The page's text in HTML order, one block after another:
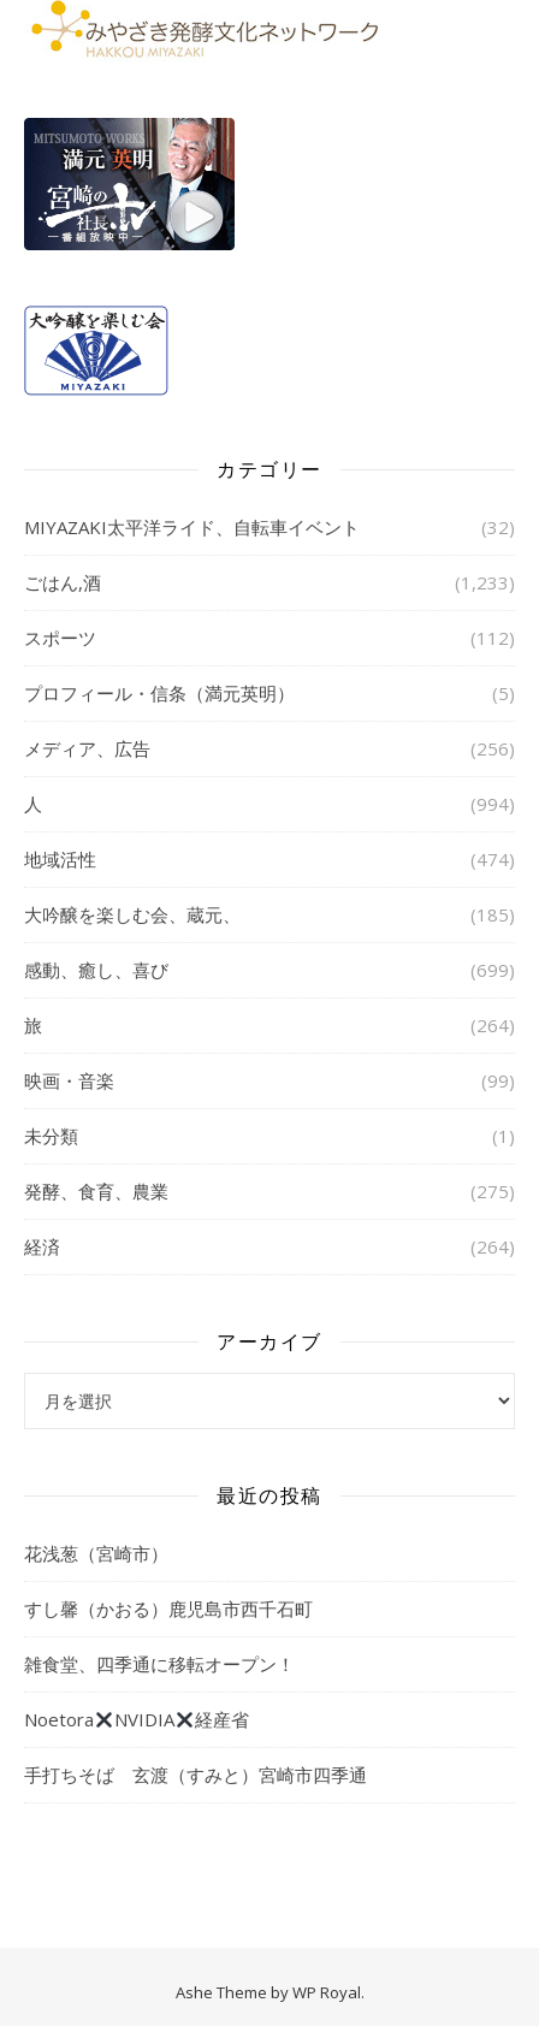
カテゴリー
MIYAZAKI太平洋ライド、自転車イベント (32)
ごはん,酒 (1,233)
スポーツ (112)
プロフィール・信条（満元英明） (5)
メディア、広告 (256)
人 (994)
地域活性 (474)
大吟醸を楽しむ会、蔵元、 (185)
感動、癒し、喜び (699)
旅 (264)
映画・音楽 (99)
未分類 (1)
発酵、食育、農業 (275)
経済 (264)
アーカイブ
最近の投稿
花浅葱（宮崎市）
すし馨（かおる）鹿児島市西千石町
雑食堂、四季通に移転オープン！
Noetora NVIDIA 経産省
手打ちそば 玄渡（すみと）宮崎市四季通
Ashe Theme byWP Royal.